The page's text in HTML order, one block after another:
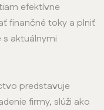
efektívne
finančné toky a plniť
aktuálnymi
predstavuje
firmy, slúži ako